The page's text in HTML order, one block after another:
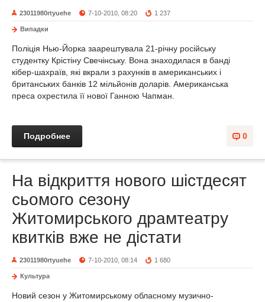
23011980rtyuehe 7-10-2010, 08:20 1 237
Випадки
Поліція Нью-Йорка заарештувала 21-річну російську
студентку Крістіну Свечінську. Вона знаходилася в банді
кібер-шахраїв, які вкрали з рахунків в американських і
британських банків 12 мільйонів доларів. Американська
преса охрестила її нової Ганною Чапман.
0
Подробнее
На відкриття нового шістдесят
сьомого сезону
Житомирського драмтеатру
квитків вже не дістати
23011980rtyuehe 7-10-2010, 08:14 1 680
Культура
Новий сезон у Житомирському обласному музично-